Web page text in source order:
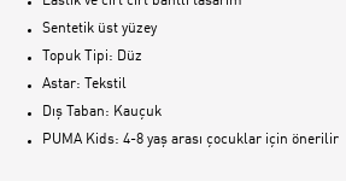
Sentetik üst yüzey
Topuk Tipi: Düz
Astar: Tekstil
Dış Taban: Kauçuk
PUMA Kids: 4-8 yaş arası çocuklar için önerilir